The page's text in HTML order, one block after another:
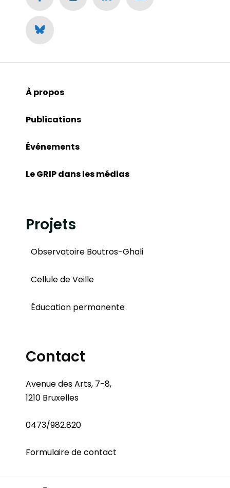
À propos
Publications
Événements
Le GRIP dans les médias
Projets
Observatoire Boutros-Ghali
Cellule de Veille
Éducation permanente
Contact
Avenue des Arts, 7-8,
1210 Bruxelles
0473/982.820
Formulaire de contact